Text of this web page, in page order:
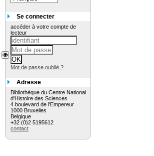
Se connecter
accéder à votre compte de
lecteur
Mot de passe oublié ?
Adresse
Bibliothèque du Centre National
d'Histoire des Sciences
4 boulevard de l'Empereur
1000 Bruxelles
Belgique
+32 (0)2 5195612
contact